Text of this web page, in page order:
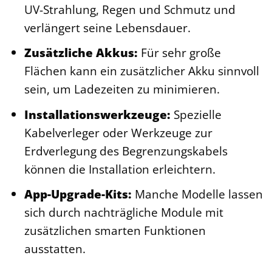
UV-Strahlung, Regen und Schmutz und
verlängert seine Lebensdauer.
Zusätzliche Akkus: Für sehr große
Flächen kann ein zusätzlicher Akku sinnvoll
sein, um Ladezeiten zu minimieren.
Installationswerkzeuge: Spezielle
Kabelverleger oder Werkzeuge zur
Erdverlegung des Begrenzungskabels
können die Installation erleichtern.
App-Upgrade-Kits: Manche Modelle lassen
sich durch nachträgliche Module mit
zusätzlichen smarten Funktionen
ausstatten.